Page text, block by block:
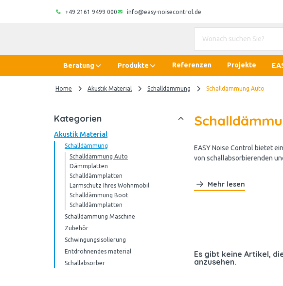
+49 2161 9499 000 info@easy-noisecontrol.de
Beratung Produkte Referenzen Projekte
Home Akustik Material Schalldämmung Schalldämmung Auto
Kategorien
Akustik Material
Schalldämmung
Schalldämmung Auto
Dämmplatten
Schalldämmplatten
Lärmschutz Ihres Wohnmobil
Schalldämmung Boot
Schalldämmplatten
Schalldämmung Maschine
Zubehör
Schwingungsisolierung
Entdröhnendes material
Schallabsorber
EASY Noise Control bietet
von schallabsorbierenden
Mehr lesen
Es gibt keine Artikel,
anzusehen.